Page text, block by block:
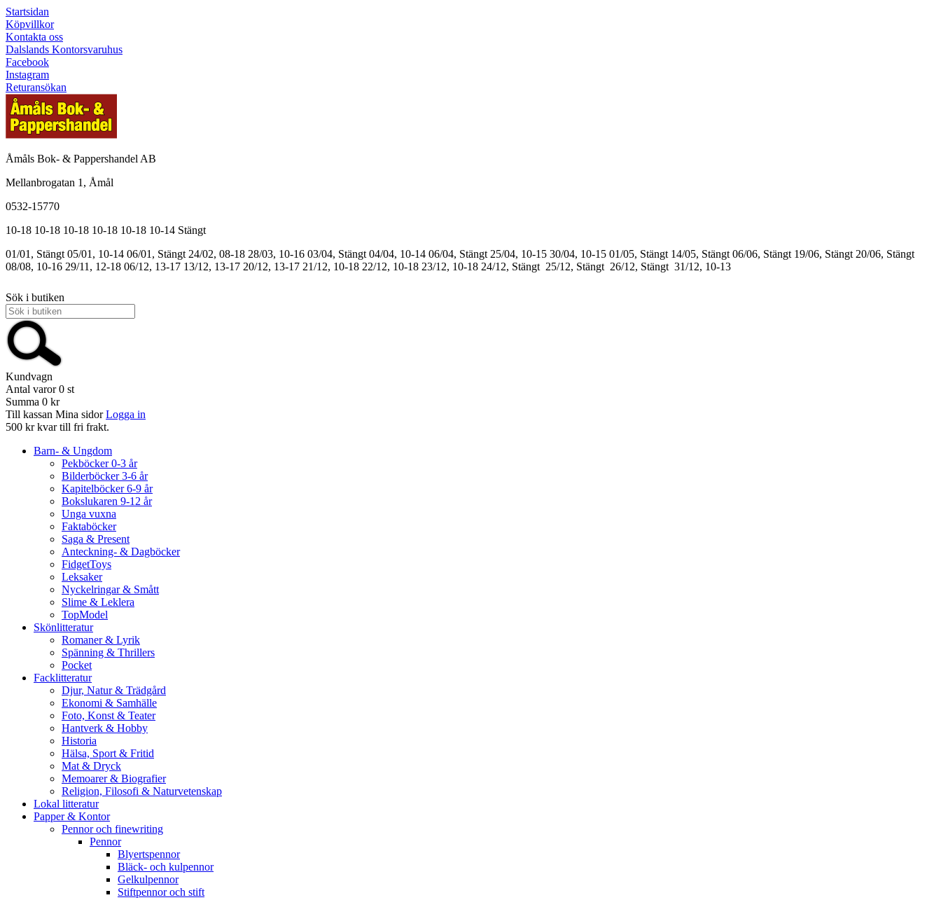
Startsidan
Köpvillkor
Kontakta oss
Dalslands Kontorsvaruhus
Facebook
Instagram
Returansökan
Åmåls Bok- & Pappershandel AB
Mellanbrogatan 1, Åmål
0532-15770
10-18 10-18 10-18 10-18 10-18 10-14 Stängt
01/01, Stängt 05/01, 10-14 06/01, Stängt 24/02, 08-18 28/03, 10-16 03/04, Stängt 04/04, 10-14 06/04, Stängt 25/04, 10-15 30/04, 10-15 01/05, Stängt 14/05, Stängt 06/06, Stängt 19/06, Stängt 20/06, Stängt
08/08, 10-16 29/11, 12-18 06/12, 13-17 13/12, 13-17 20/12, 13-17 21/12, 10-18 22/12, 10-18 23/12, 10-18 24/12, Stängt 25/12, Stängt 26/12, Stängt 31/12, 10-13
Sök i butiken
Kundvagn
Antal varor 0 st
Summa 0 kr
Till kassan Mina sidor Logga in
500 kr kvar till fri frakt.
Barn- & Ungdom
Pekböcker 0-3 år
Bilderböcker 3-6 år
Kapitelböcker 6-9 år
Bokslukaren 9-12 år
Unga vuxna
Faktaböcker
Saga & Present
Anteckning- & Dagböcker
FidgetToys
Leksaker
Nyckelringar & Smått
Slime & Leklera
TopModel
Skönlitteratur
Romaner & Lyrik
Spänning & Thrillers
Pocket
Facklitteratur
Djur, Natur & Trädgård
Ekonomi & Samhälle
Foto, Konst & Teater
Hantverk & Hobby
Historia
Hälsa, Sport & Fritid
Mat & Dryck
Memoarer & Biografier
Religion, Filosofi & Naturvetenskap
Lokal litteratur
Papper & Kontor
Pennor och finewriting
Pennor
Blyertspennor
Bläck- och kulpennor
Gelkulpennor
Stiftpennor och stift